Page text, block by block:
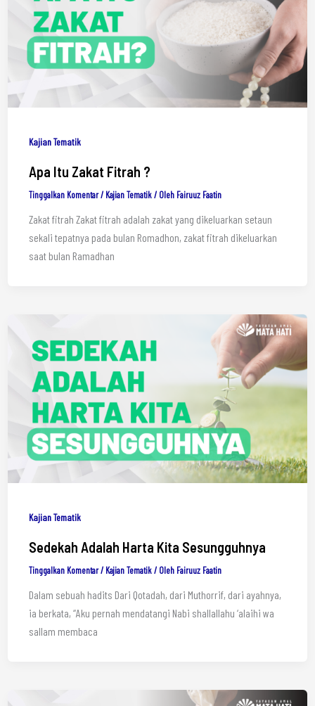
Kajian Tematik
Apa Itu Zakat Fitrah ?
Tinggalkan Komentar / Kajian Tematik/ Oleh Fairuuz Faatin
Zakat fitrah Zakat fitrah adalah zakat yang dikeluarkan setaun
sekali tepatnya pada bulan Romadhon, zakat fitrah dikeluarkan
saat bulan Ramadhan
Kajian Tematik
Sedekah Adalah Harta Kita Sesungguhnya
Tinggalkan Komentar / Kajian Tematik/ Oleh Fairuuz Faatin
Dalam sebuah hadits Dari Qotadah, dari Muthorrif, dari ayahnya,
ia berkata, “Aku pernah mendatangi Nabi shallallahu ‘alaihi wa
sallam membaca